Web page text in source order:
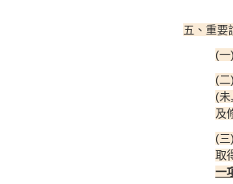
五、重要
(
(
(
及
(
取
一